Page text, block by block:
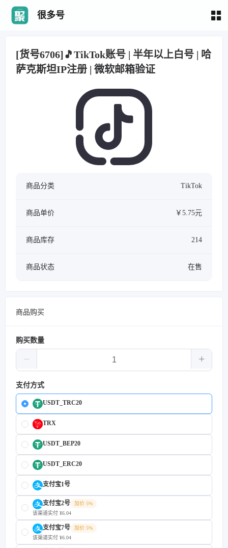
很多号
[货号6706]🎵TikTok账号 | 半年以上白号 | 哈
萨克斯坦IP注册 | 微软邮箱验证
商品分类 TikTok
商品单价 ￥5.75元
商品库存 214
商品状态 在售
商品购买
购买数量
支付方式
USDT_TRC20
TRX
USDT_BEP20
USDT_ERC20
支付宝1号
支付宝2号
加价 5%
该渠道实付 ¥6.04
支付宝7号
加价 5%
该渠道实付 ¥6.04